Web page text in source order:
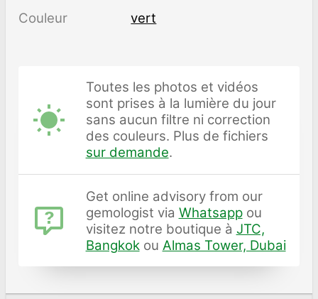
Couleur
vert
Toutes les photos et vidéos
sont prises à la lumière du jour
sans aucun filtre ni correction
des couleurs. Plus de fichiers
sur demande.
Get online advisory from our
gemologist via Whatsappou
visitez notre boutique à JTC,
Bangkokou Almas Tower, Dubai